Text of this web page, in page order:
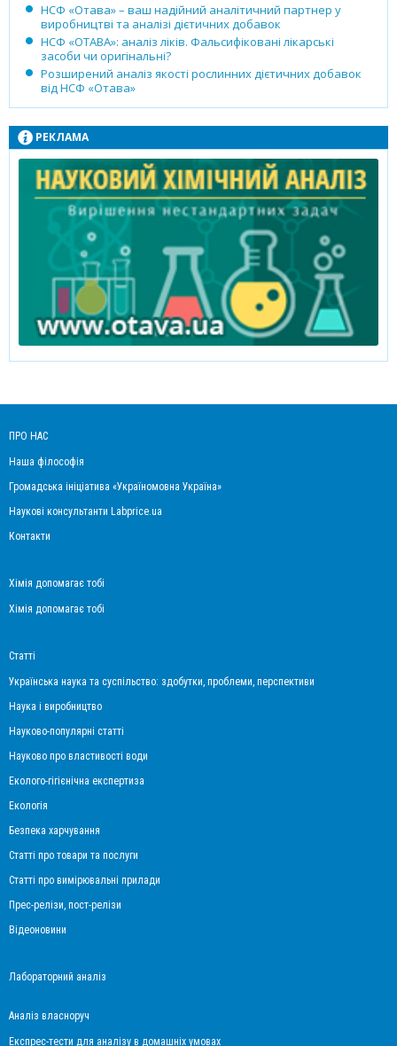
НСФ «Отава» – ваш надійний аналітичний партнер у
виробництві та аналізі дієтичних добавок
НСФ «ОТАВА»: аналіз ліків. Фальсифіковані лікарські
засоби чи оригінальні?
Розширений аналіз якості рослинних дієтичних добавок
від НСФ «Отава»
РЕКЛАМА
ПРО НАС
Наша філософія
Громадська ініціатива «Україномовна Україна»
Наукові консультанти Labprice.ua
Контакти
Хімія допомагає тобі
Хімія допомагає тобі
Статті
Українська наука та суспільство: здобутки, проблеми, перспективи
Наука і виробництво
Науково-популярні статті
Науково про властивості води
Еколого-гігієнічна експертиза
Екологія
Безпека харчування
Статті про товари та послуги
Статті про вимірювальні прилади
Прес-релізи, пост-релізи
Відеоновини
Лабораторний аналіз
Аналіз власноруч
Експрес-тести для аналізу в домашніх умовах